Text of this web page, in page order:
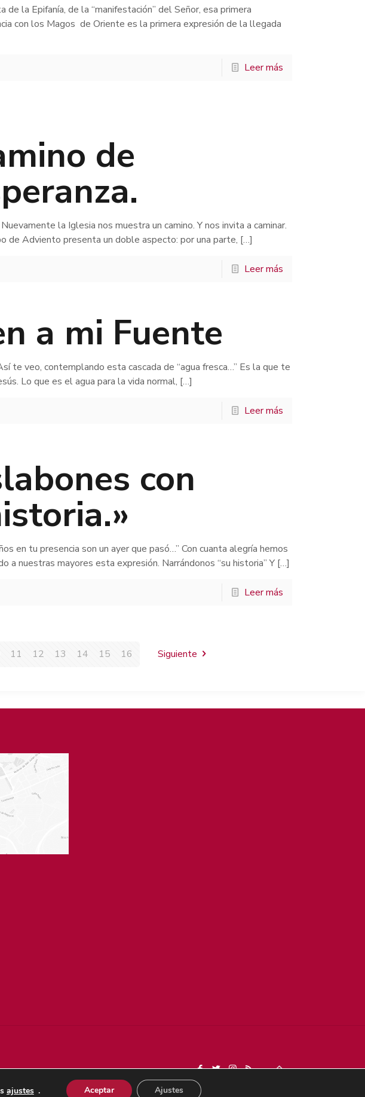
la Epifanía, de la “manifestación” del Señor, esa primera
con los Magos de Oriente es la primera expresión de la llegada
Leer más
de
la Iglesia nos muestra un camino. Y nos invita a caminar.
de Adviento presenta un doble aspecto: por una parte, […]
Leer más
a mi Fuente
te veo, contemplando esta cascada de “agua fresca…” Es la que te
Lo que es el agua para la vida normal, […]
Leer más
con
en tu presencia son un ayer que pasó…” Con cuanta alegría hemos
a nuestras mayores esta expresión. Narrándonos “su historia” Y […]
Leer más
11 12 13 14 15 16 Siguiente
ajustes . Aceptar Ajustes